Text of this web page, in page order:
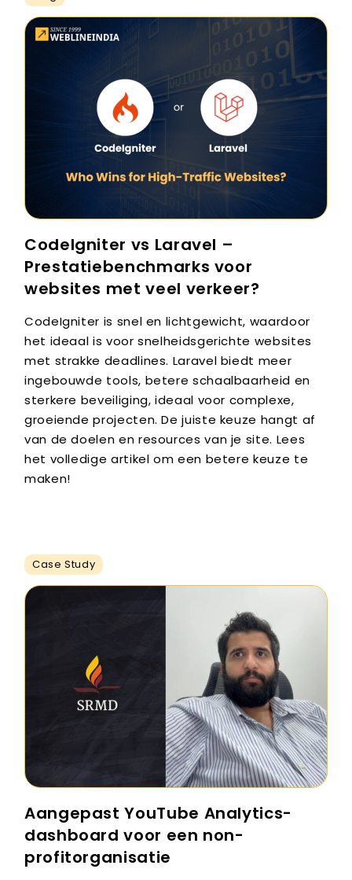
CodeIgniter vs Laravel –
Prestatiebenchmarks voor
websites met veel verkeer?
CodeIgniter is snel en lichtgewicht, waardoor
het ideaal is voor snelheidsgerichte websites
met strakke deadlines. Laravel biedt meer
ingebouwde tools, betere schaalbaarheid en
sterkere beveiliging, ideaal voor complexe,
groeiende projecten. De juiste keuze hangt af
van de doelen en resources van je site. Lees
het volledige artikel om een ​​betere keuze te
maken!
Case Study
Aangepast YouTube Analytics-
dashboard voor een non-
profitorganisatie